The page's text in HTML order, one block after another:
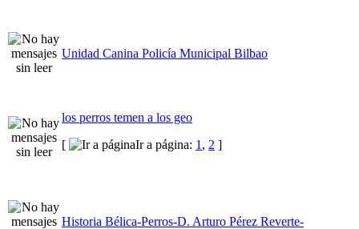
Unidad Canina Policía Municipal Bilbao
los perros temen a los geo
[
Ir a página: 1 , 2 ]
Historia Bélica-Perros-D. Arturo Pérez Reverte-